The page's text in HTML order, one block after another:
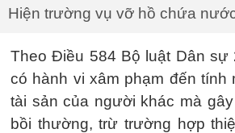
Hiện trường vụ vỡ hồ chứa
Theo Điều 584 Bộ luật Dân sự
có hành vi xâm phạm đến tính
tài sản của người khác mà
bồi thường, trừ trường hợp